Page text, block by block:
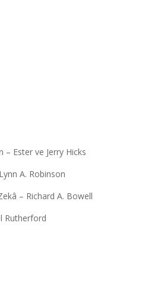
ve Jerry Hicks
A. Robinson
– Richard A. Bowell